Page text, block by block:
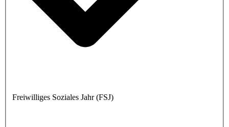
Freiwilliges Soziales Jahr (FSJ)